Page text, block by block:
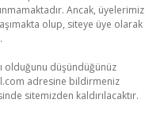
Ancak, üyelerimiz
olup, siteye üye olarak
olduğunu düşündüğünüz
adresine bildirmeniz
sitemizden kaldırılacaktır.